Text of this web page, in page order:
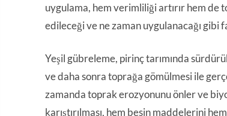
uygulama, hem verimliliği artırır hem de
edileceği ve ne zaman uygulanacağı gibi
Yeşil gübreleme, pirinç tarımında
ve daha sonra toprağa gömülmesi ile
zamanda toprak erozyonunu önler ve
karıştırılması, hem besin maddelerini